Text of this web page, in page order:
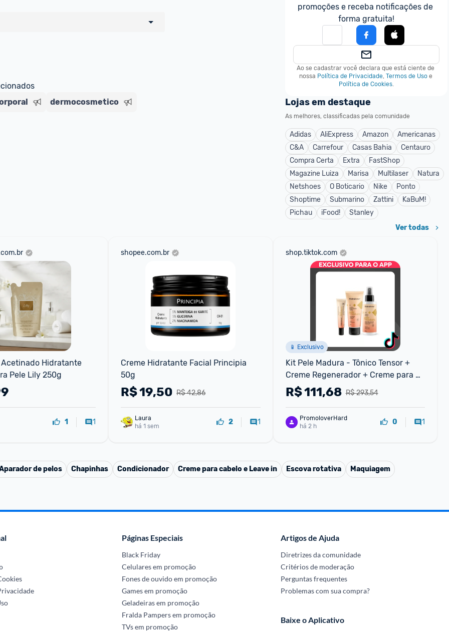
um marketplace, nós indicamos no
sinalizamos através da tag
dermocosmetico
promoções e receba notificações de
forma gratuita!
Ao se cadastrar você declara que está ciente de
nossa Política de Privacidade, Termos de Uso e
Política de Cookies.
Lojas em destaque
As melhores, classificadas pela comunidade
Adidas AliExpress Amazon
Americanas
C&A
Carrefour Casas Bahia
Centauro
Compra Certa
Extra
FastShop
Magazine Luiza
Marisa Multilaser
Natura
Netshoes
O Boticario Nike
Ponto
Shoptime
Submarino Zattini
KaBuM!
Pichau
iFood! Stanley
Ver todas
Acetinado Hidratante
Pele Lily 250g
1 1
shopee.com.br
Creme Hidratante Facial Principia
50g
R$ 42,86
R$19,50
Laura
há 1 sem
2 1
shop.tiktok.com
📱 Exclusivo
Kit Pele Madura - Tônico Tensor +
Creme Regenerador + Creme para
Área dos Olhos
R$ 293,54
R$111,68
PromoloverHard
há 2 h
0 1
de pelos Chapinhas Condicionador Creme para cabelo e Leave in Escova rotativa Maquiagem
Páginas Especiais
Black Friday
Celulares em promoção
Fones de ouvido em promoção
Games em promoção
Geladeiras em promoção
Fralda Pampers em promoção
TVs em promoção
Artigos de Ajuda
Diretrizes da comunidade
Critérios de moderação
Perguntas frequentes
Problemas com sua compra?
Baixe o Aplicativo